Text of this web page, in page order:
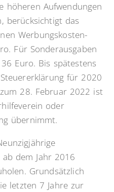
höheren Aufwendungen
berücksichtigt das
Werbungskosten-
Für Sonderausgaben
Euro. Bis spätestens
für 2020
28. Februar 2022 ist
oder
übernimmt.
dem Jahr 2016
Grundsätzlich
letzten 7 Jahre zur